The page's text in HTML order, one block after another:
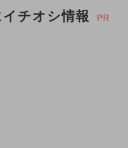
チオシ情報 PR